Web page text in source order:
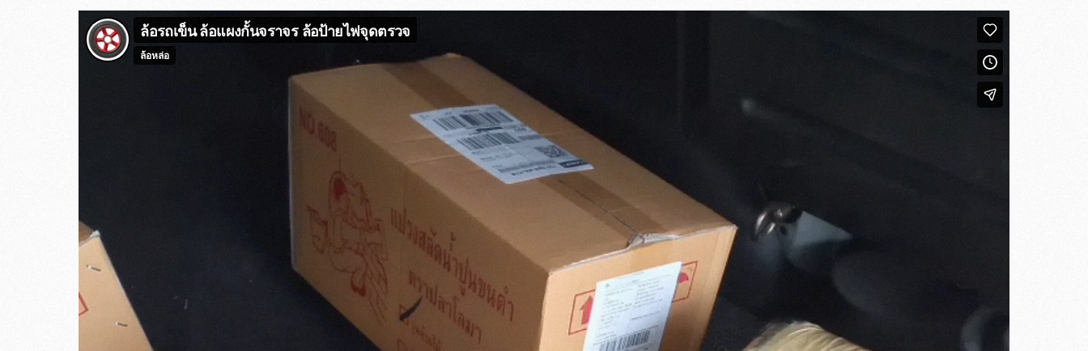
ล้อยางตันธรรมชาติ
ดูเพิ่มเติมการจัดส่ง
ต่างจังหวัด ส่งผ่าน บ.ขนส่ง ขึ้นอยู่กับขนส่งที่ใช้*
รถทางร้านไปส่งที่ต้นทาง รองเมือง พุทธมณฑล เงื่อนไขเดียวกัน
*จัดส่งทุกวัน ยกเว้นวัน อาทิตย์ และวันหยุดนักขัตฤกษ์ กรณีสินค้าครบไม่ขาดสต๊อก โปรดสอบถาม
สั่งซื้อผ่านระบบร้านค้า